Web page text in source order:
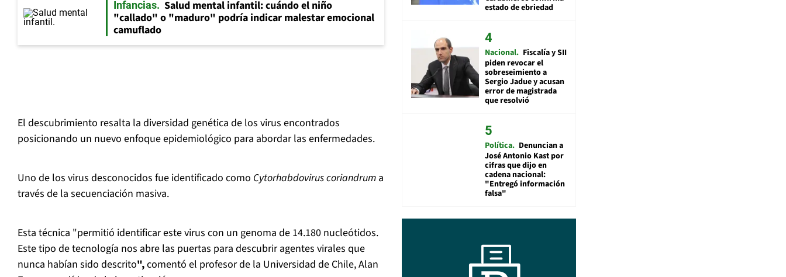
Infancias
Salud mental infantil: cuándo el niño
"callado" o "maduro" podría indicar malestar emocional
camuflado
El descubrimiento resalta la diversidad genética de los virus encontrados
posicionando un nuevo enfoque epidemiológico para abordar las enfermedades.
Uno de los virus desconocidos fue identificado como Cytorhabdovirus coriandrum a
través de la secuenciación masiva.
Esta técnica "permitió identificar este virus con un genoma de 14.180 nucleótidos.
Este tipo de tecnología nos abre las puertas para descubrir agentes virales que
nunca habían sido descrito",comentó el profesor de la Universidad de Chile, Alan
estado de ebriedad
Nacional Fiscalía y SII
piden revocar el
sobreseimiento a
Sergio Jadue y acusan
error de magistrada
que resolvió
Política Denuncian a
José Antonio Kast por
cifras que dijo en
cadena nacional:
"Entregó información
falsa"